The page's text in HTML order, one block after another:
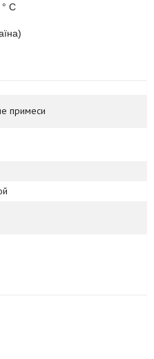
° С
примеси